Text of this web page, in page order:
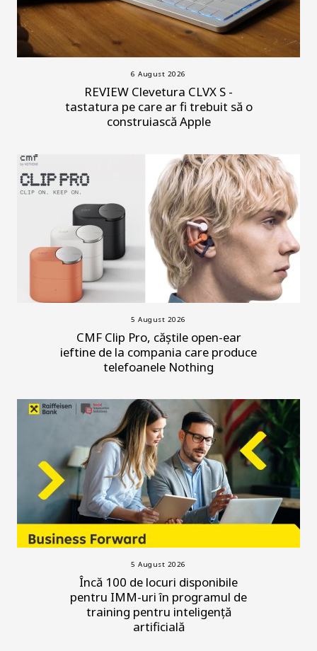
6 August 2026
REVIEW Clevetura CLVX S -
tastatura pe care ar fi trebuit să o
construiască Apple
5 August 2026
CMF Clip Pro, căștile open-ear
ieftine de la compania care produce
telefoanele Nothing
5 August 2026
Încă 100 de locuri disponibile
pentru IMM-uri în programul de
training pentru inteligență
artificială